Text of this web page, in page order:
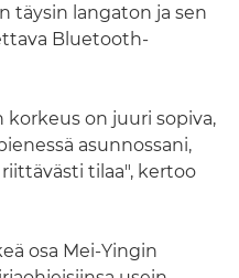
täysin langaton ja sen
Bluetooth-
korkeus on juuri sopiva,
asunnossani,
riittävästi tilaa", kertoo
osa Mei-Yingin